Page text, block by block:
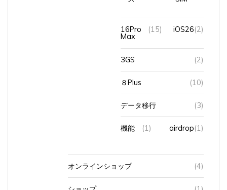
16Pro
Max
(15) iOS26 (2)
3GS (2)
８Plus (10)
データ移行 (3)
機能 (1) airdrop (1)
オンラインショップ (4)
ショップ (1)